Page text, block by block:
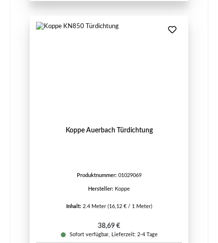
Koppe Auerbach Türdichtung
Produktnummer: 01029069
Hersteller: Koppe
Inhalt: 2.4 Meter (16,12 € / 1 Meter)
Regulärer Preis:
38,69 €
Sofort verfügbar, Lieferzeit: 2-4 Tage